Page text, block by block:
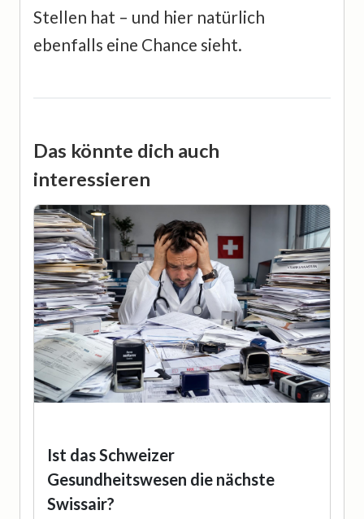
Stellen hat – und hier natürlich
ebenfalls eine Chance sieht.
Das könnte dich auch
interessieren
Ist das Schweizer
Gesundheitswesen die nächste
Swissair?